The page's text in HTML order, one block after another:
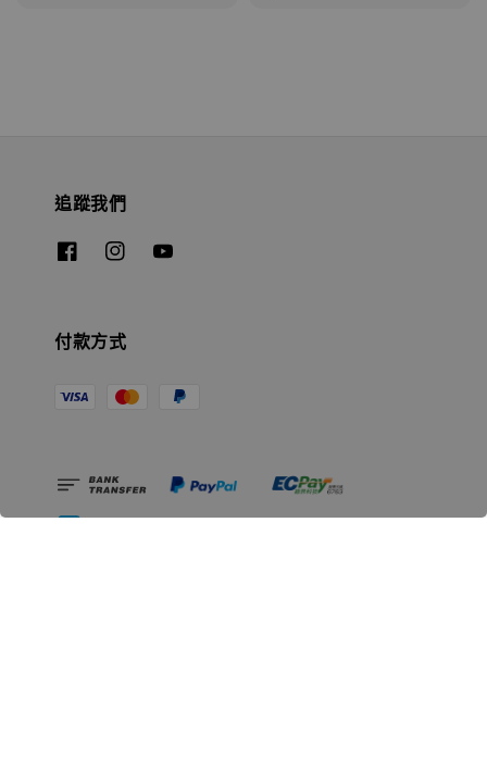
追蹤我們
付款方式